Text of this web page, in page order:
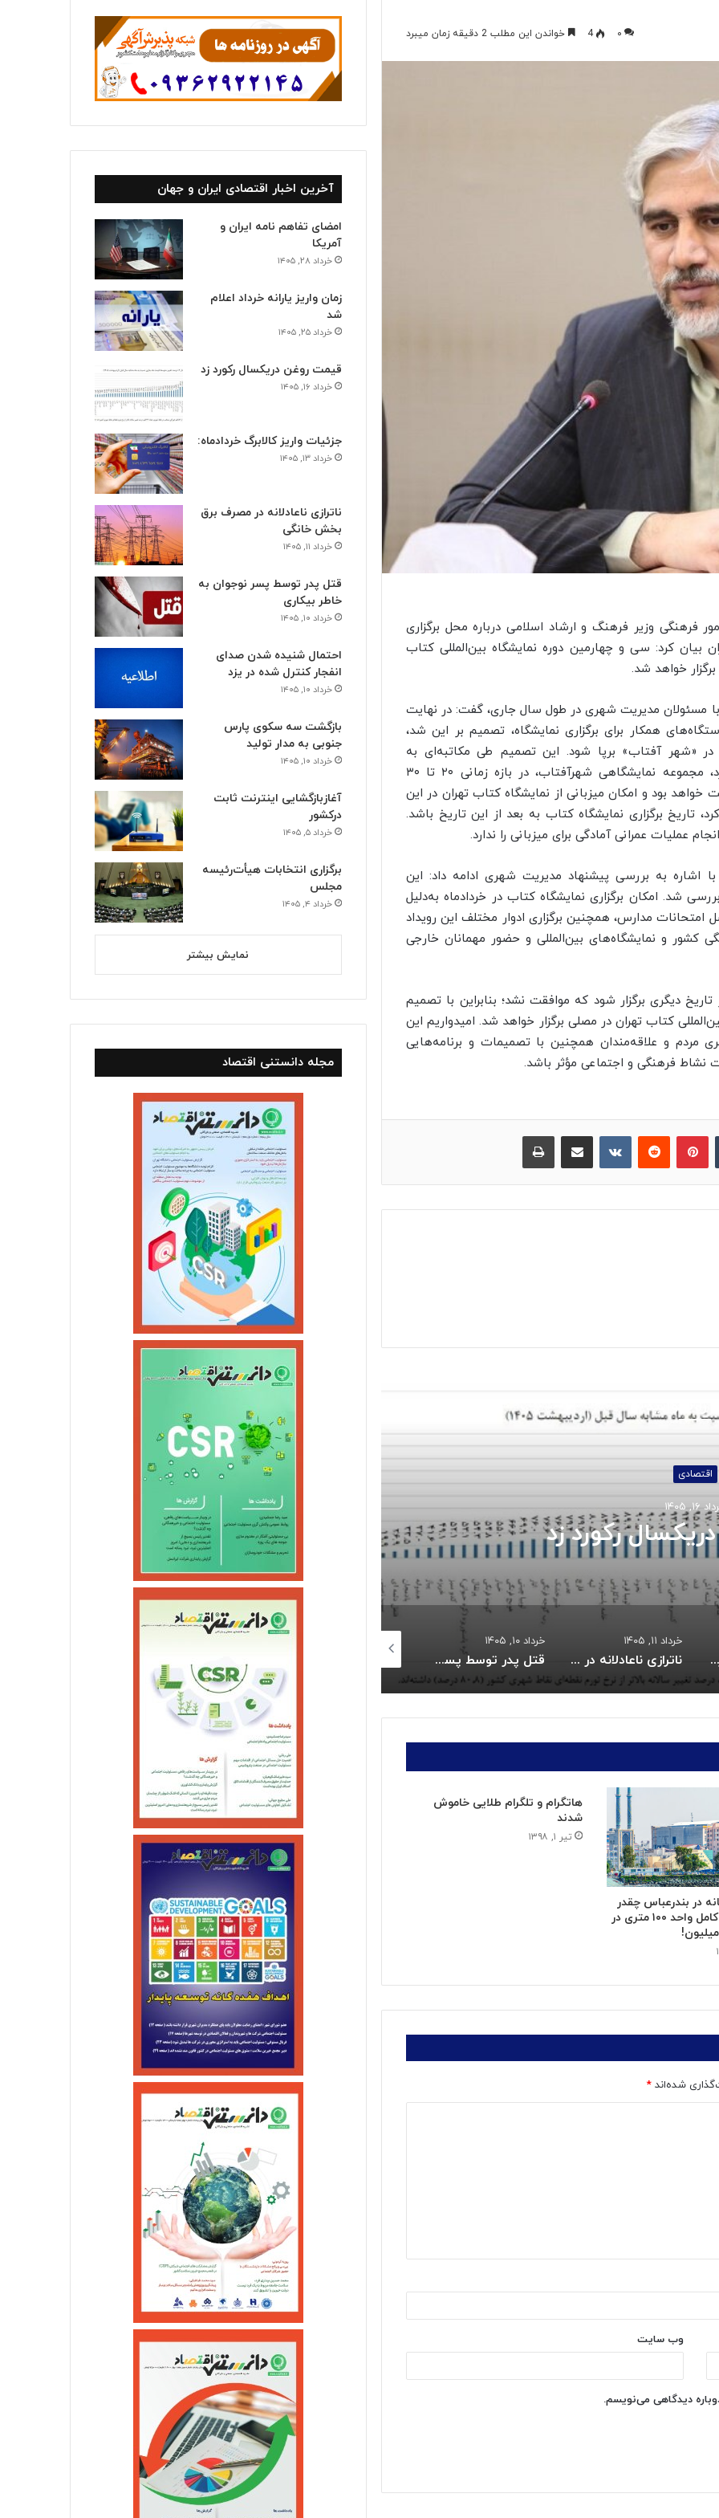
۰ 4 خواندن این مطلب 2 دقیقه زمان میبرد
فرهنگی وزیر فرهنگ و ارشاد اسلامی درباره محل برگزاری
بیان کرد: سی و چهارمین دوره نمایشگاه بین‌المللی کتاب
خواهد شد.
با مسئولان مدیریت شهری در طول سال جاری، گفت: در نهایت
همکار برای برگزاری نمایشگاه، تصمیم بر این شد،
در «شهر آفتاب» برپا شود. این تصمیم طی مکاتبه‌ای به
مجموعه نمایشگاهی شهرآفتاب
، در بازه زمانی ۲۰ تا ۳۰
صنعت نفت خواهد بود و امکان میزبانی از نمایشگاه کتاب تهران در این
تاریخ برگزاری نمایشگاه کتاب به بعد از این تاریخ باشد.
عملیات عمرانی آمادگی برای میزبانی را ندارد.
اشاره به بررسی پیشنهاد مدیریت شهری ادامه داد: این
شد. امکان برگزاری نمایشگاه کتاب در خردادماه به‌دلیل
امتحانات مدارس، همچنین برگزاری ادوار مختلف این رویداد
کشور و نمایشگاه‌های بین‌المللی و حضور مهمانان خارجی
دیگری برگزار شود که موافقت نشد؛ بنابراین با تصمیم
کتاب تهران در مصلی برگزار خواهد شد. امیدواریم این
مردم و علاقه‌مندان همچنین با تصمیمات و برنامه‌هایی
نشاط فرهنگی و اجتماعی مؤثر باشد.
پینترست ‫رددیت
را بخوانید
اقتصادی
۱۶, ۱۴۰۵
رکورد زد جزئیات واریز کالابرگ
جزئیات واریز کالابرگ خردادماه:
خرداد ۱۱, ۱۴۰۵
ناترازی ناعادلانه در مصرف برق بخش خانگی
خرداد ۱۰, ۱۴۰۵
قتل پدر توسط پسر نوجوان به خاطر بیکاری
خرداد ۱۰, ۱۴۰۵
بازگشت سه سکوی پارس جنوبی به مدار تولید
در بندرعباس چقدر
است؟ / رهن کامل واحد ۱۰۰ متری در
هاتگرام و تلگرام طلایی خاموش
شدند
تیر ۱, ۱۳۹۸
شده‌اند *
وب‌ سایت
دیدگاهی می‌نویسم.
آخرین اخبار اقتصادی ایران و جهان
امضای تفاهم نامه ایران و
آمریکا
خرداد ۲۸, ۱۴۰۵
زمان واریز یارانه خرداد اعلام
شد
خرداد ۲۵, ۱۴۰۵
قیمت روغن دریکسال رکورد زد
خرداد ۱۶, ۱۴۰۵
جزئیات واریز کالابرگ خردادماه:
خرداد ۱۳, ۱۴۰۵
ناترازی ناعادلانه در مصرف برق
بخش خانگی
خرداد ۱۱, ۱۴۰۵
قتل پدر توسط پسر نوجوان به
خاطر بیکاری
خرداد ۱۰, ۱۴۰۵
احتمال شنیده شدن صدای
انفجار کنترل شده در یزد
خرداد ۱۰, ۱۴۰۵
بازگشت سه سکوی پارس
جنوبی به مدار تولید
خرداد ۱۰, ۱۴۰۵
آغازبازگشایی اینترنت ثابت
درکشور
خرداد ۵, ۱۴۰۵
برگزاری انتخابات هیأت‌رئیسه
مجلس
خرداد ۴, ۱۴۰۵
نمایش بیشتر
مجله دانستنی اقتصاد